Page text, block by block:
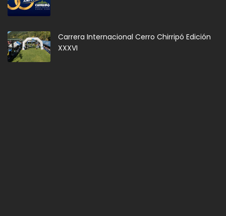
Carrera Internacional Cerro Chirripó Edición
XXXVI